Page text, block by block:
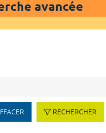
avancée
RECHERCHER